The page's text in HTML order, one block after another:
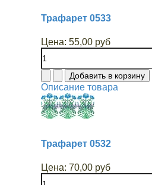
Трафарет 0533
Цена: 55,00 руб
Описание товара
Трафарет 0532
Цена: 70,00 руб